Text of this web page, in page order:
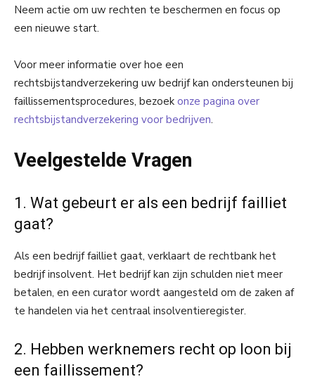
Neem actie om uw rechten te beschermen en focus op
een nieuwe start.
Voor meer informatie over hoe een
rechtsbijstandverzekering uw bedrijf kan ondersteunen bij
faillissementsprocedures, bezoek onze pagina over
rechtsbijstandverzekering voor bedrijven.
Veelgestelde Vragen
1. Wat gebeurt er als een bedrijf failliet
gaat?
Als een bedrijf failliet gaat, verklaart de rechtbank het
bedrijf insolvent. Het bedrijf kan zijn schulden niet meer
betalen, en een curator wordt aangesteld om de zaken af
te handelen via het centraal insolventieregister.
2. Hebben werknemers recht op loon bij
een faillissement?